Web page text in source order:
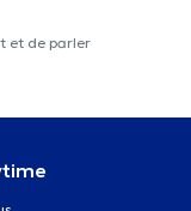
et de parler